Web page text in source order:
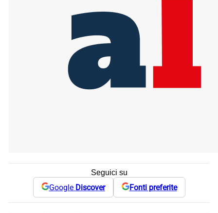
Seguici su
Google Discover Fonti preferite